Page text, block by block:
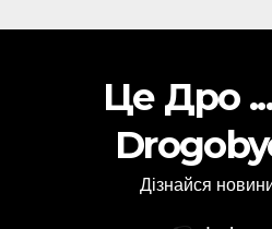
Це Дро
Дізнайся